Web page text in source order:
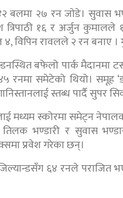
बलमा २७ रन जाेडे।
१६ र अर्जुन
विपिन रावलले २ रन
बफेलो पार्क
रनमा समेटेको थियो। समूह
स्तब्ध पार्दै सुपर
मध्यम स्कोरमा समेट्न
भण्डारी र सुवास
प्रवेश गरेका छन्।
६४ रनले पराजित